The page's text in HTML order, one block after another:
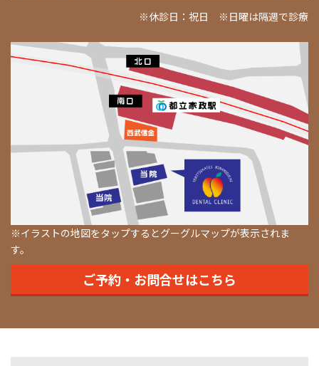
※休診日：祝日 ※日曜は隔週で診療
※イラストの地図をタップするとグーグルマップが表示されま
す。
ご予約・お問合せはこちら